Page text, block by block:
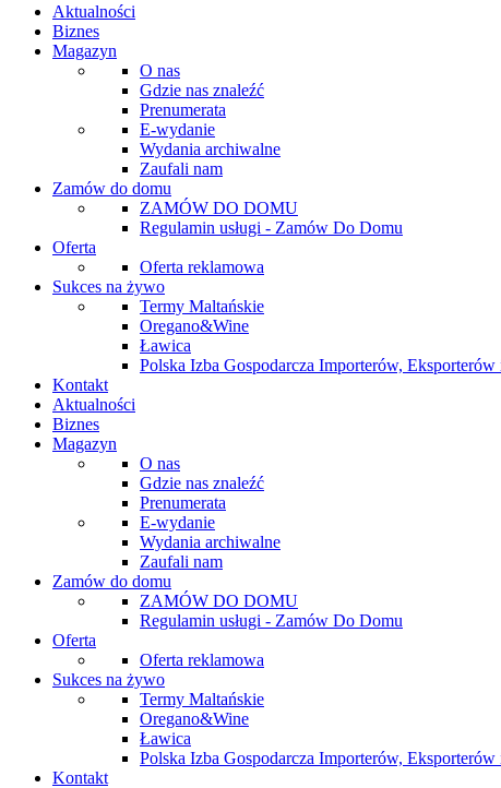
Aktualności
Biznes
Magazyn
O nas
Gdzie nas znaleźć
Prenumerata
E-wydanie
Wydania archiwalne
Zaufali nam
Zamów do domu
ZAMÓW DO DOMU
Regulamin usługi - Zamów Do Domu
Oferta
Oferta reklamowa
Sukces na żywo
Termy Maltańskie
Oregano&Wine
Ławica
Polska Izba Gospodarcza Importerów,
Kontakt
Aktualności
Biznes
Magazyn
O nas
Gdzie nas znaleźć
Prenumerata
E-wydanie
Wydania archiwalne
Zaufali nam
Zamów do domu
ZAMÓW DO DOMU
Regulamin usługi - Zamów Do Domu
Oferta
Oferta reklamowa
Sukces na żywo
Termy Maltańskie
Oregano&Wine
Ławica
Polska Izba Gospodarcza Importerów,
Kontakt